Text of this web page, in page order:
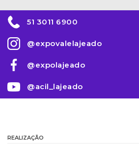
51 3011 6900
@expovalelajeado
@expolajeado
@acil_lajeado
REALIZAÇÃO